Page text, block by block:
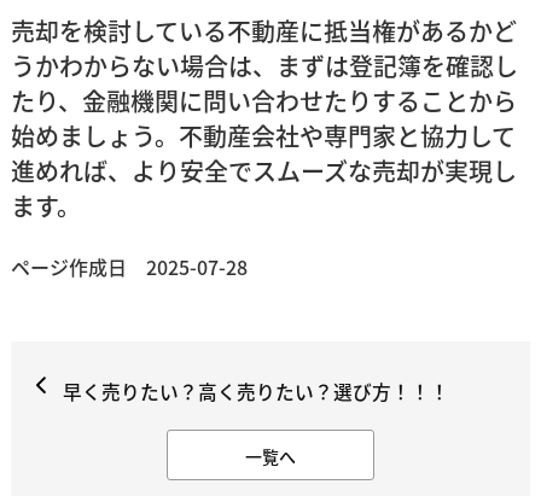
売却を検討している不動産に抵当権があるかど
うかわからない場合は、まずは登記簿を確認し
たり、金融機関に問い合わせたりすることから
始めましょう。不動産会社や専門家と協力して
進めれば、より安全でスムーズな売却が実現し
ます。
ページ作成日 2025-07-28
早く売りたい？高く売りたい？選び方！！！
一覧へ